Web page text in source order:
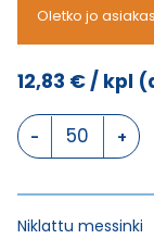
Oletko jo
12,83 €/ kpl
HSK-
M-
M
x
Niklattu messinki